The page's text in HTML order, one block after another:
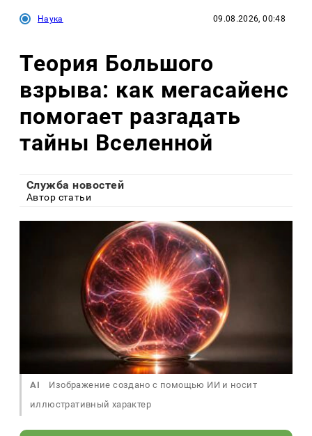
Наука 09.08.2026, 00:48
Теория Большого
взрыва: как мегасайенс
помогает разгадать
тайны Вселенной
Служба новостей
Автор статьи
AI
Изображение создано с помощью ИИ и носит
иллюстративный характер